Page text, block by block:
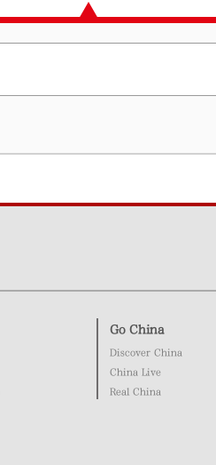
Go China
Discover China
China Live
Real China